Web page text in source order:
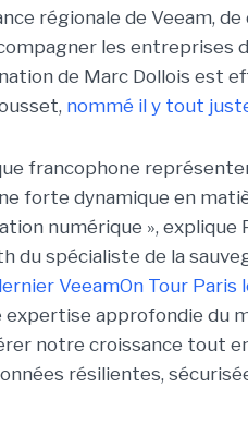
régionale de Veeam,
les entreprises
de Marc Dollois est
nommé il y tout
francophone
forte dynamique en
numérique »,
du spécialiste de la
VeeamOn Tour Paris
approfondie du
notre croissance tout
résilientes,